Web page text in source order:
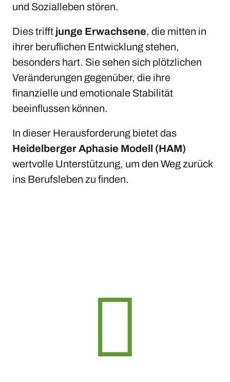
und Sozialleben stören.
Dies trifft junge Erwachsene, die mitten in
ihrer beruflichen Entwicklung stehen,
besonders hart. Sie sehen sich plötzlichen
Veränderungen gegenüber, die ihre
finanzielle und emotionale Stabilität
beeinflussen können.
In dieser Herausforderung bietet das
Heidelberger Aphasie Modell (HAM)
wertvolle Unterstützung, um den Weg zurück
ins Berufsleben zu finden.